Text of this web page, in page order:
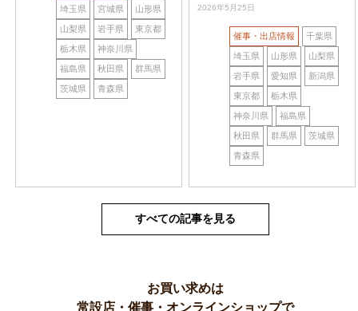
埼玉県 宮城県 山形県
山梨県 岩手県 東京都
栃木県 神奈川県
福島県 秋田県 群馬県
茨城県 青森県
2026年5月25日
催事・出店情報 千葉県
埼玉県 山形県 山梨県
岩手県 愛知県 新潟県
東京都 栃木県
神奈川県 福島県
秋田県 群馬県 茨城県
青森県
すべての記事を見る
お買い求めは
常設店・催事・オンラインショップで